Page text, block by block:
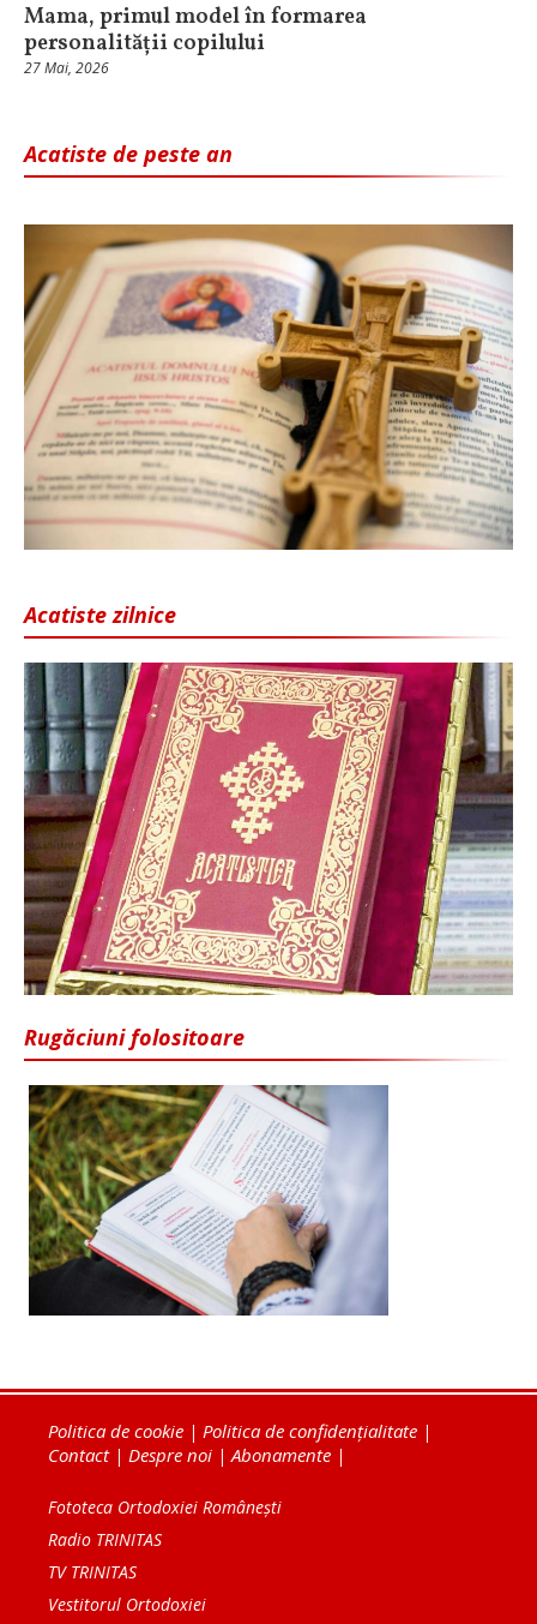
Mama, primul model în formarea
personalității copilului
27 Mai, 2026
Acatiste de peste an
Acatiste zilnice
Rugăciuni folositoare
Politica de cookie | Politica de confidențialitate |
Contact| Despre noi |Abonamente |
Fototeca Ortodoxiei Românești
Radio TRINITAS
TV TRINITAS
Vestitorul Ortodoxiei